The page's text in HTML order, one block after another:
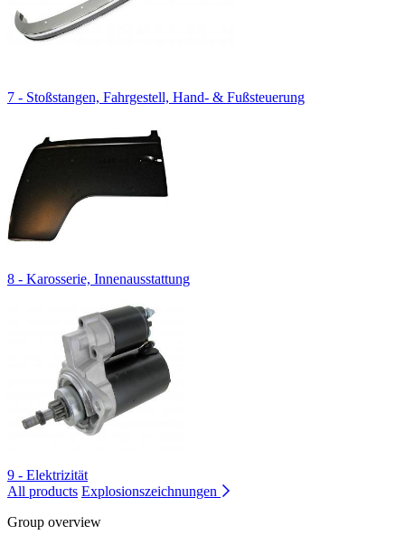
7 - Stoßstangen, Fahrgestell, Hand- & Fußsteuerung
8 - Karosserie, Innenausstattung
9 - Elektrizität
All products Explosionszeichnungen
Group overview